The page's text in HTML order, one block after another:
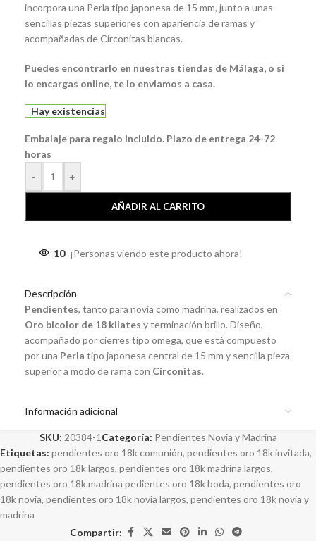
incorpora una Perla tipo japonesa de 15 mm, junto a unas
sencillas piezas superiores con apariencia de ramas y
acompañadas de Circonitas blancas.
Puedes encontrarlo en nuestras tiendas de Málaga, o si
lo encargas online, te lo enviamos a casa.
Hay existencias
Embalaje para regalo incluido. Plazo de entrega 24-72
horas
-
+
AÑADIR AL CARRITO
10 ¡Personas viendo este producto ahora!
Descripción
Pendientes, tanto para novia como madrina, realizados en
Oro bicolor de 18 kilates y terminación brillo. Diseño,
acompañado por cierres tipo omega, que está compuesto
por una Perla tipo japonesa central de 15 mm y sencilla pieza
superior a modo de rama con Circonitas.
Información adicional
SKU: 20384-1 Categoría: Pendientes Novia y Madrina
Etiquetas: pendientes oro 18k comunión, pendientes oro 18k invitada,
pendientes oro 18k largos, pendientes oro 18k madrina largos,
pendientes oro 18k madrina pedientes oro 18k boda, pendientes oro
18k novia, pendientes oro 18k novia largos, pendientes oro 18k novia y
madrina
Compartir: